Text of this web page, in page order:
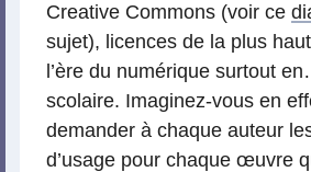
Creative Commons (voir ce
sujet), licences de la plus
l’ère du numérique surtout
scolaire. Imaginez-vous en
demander à chaque auteur
d’usage pour chaque œuvre